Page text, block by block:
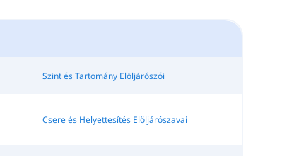
Szint és Tartomány Elöljárószói
Csere és Helyettesítés Elöljárószavai